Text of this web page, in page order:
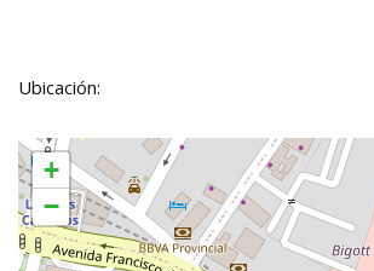
Ubicación:
+
−